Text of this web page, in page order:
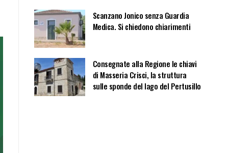
Scanzano Jonico senza Guardia
Medica. Si chiedono chiarimenti
Consegnate alla Regione le chiavi
di Masseria Crisci, la struttura
sulle sponde del lago del Pertusillo